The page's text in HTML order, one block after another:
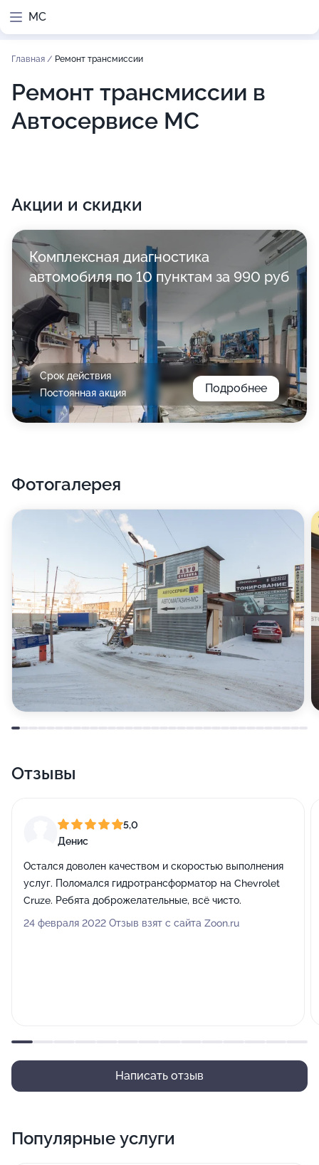
МС
Главная / Ремонт трансмиссии
Ремонт трансмиссии в
Автосервисе МС
Акции и скидки
Комплексная диагностика
автомобиля по 10 пунктам за 990 руб
Срок действия
Постоянная акция
Подробнее
Фотогалерея
Отзывы
5,0
Денис
Остался доволен качеством и скоростью выполнения
услуг. Поломался гидротрансформатор на Chevrolet
Cruze. Ребята доброжелательные, всё чисто.
24 февраля 2022 Отзыв взят с сайта Zoon.ru
Написать отзыв
Популярные услуги